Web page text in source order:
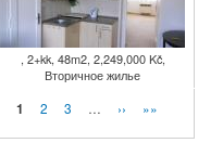
, 2+kk, 48m2, 2,249,000 Kč,
Вторичное жилье
Страницы
1 2 3 … ›› »»